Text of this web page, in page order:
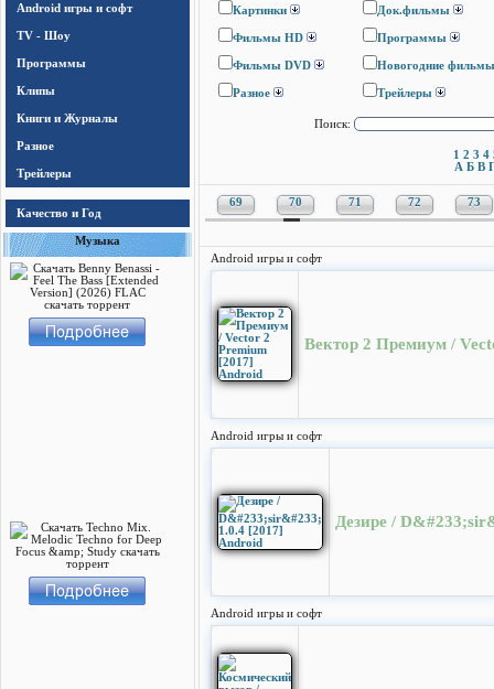
Android игры и софт
TV - Шоу
Программы
Клипы
Книги и Журналы
Разное
Трейлеры
Качество и Год
Музыка
Картинки Док.фильмы
Фильмы HD Программы
Фильмы DVD Новогодние фильмы
Разное Трейлеры
Поиск:
1 2 3 4
А Б В
69 70 71 72 73
Android игры и софт
Вектор 2 Премиум /
Android игры и софт
Дезире /
Android игры и софт